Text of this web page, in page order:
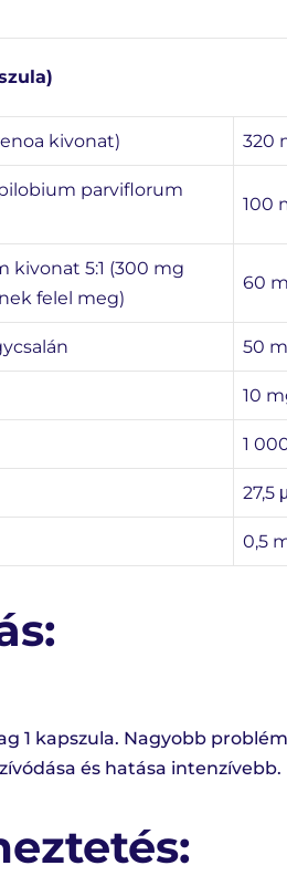
kivonat) 320
parviflorum
100
kivonat 5:1 (300 mg
felel meg)
60
50
10
1
27,5
0,5
1 kapszula. Nagyobb
és hatása intenzívebb.